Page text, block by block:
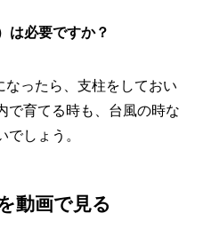
は必要ですか？
ったら、支柱をしておい
で育てる時も、台風の時な
しょう。
動画で見る